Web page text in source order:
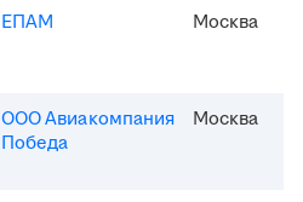
ЕПАМ Москва
ООО Авиакомпания
Победа
Москва